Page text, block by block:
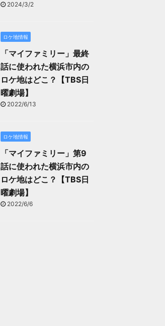
2024/3/2
ロケ地情報
「マイファミリー」最終
話に使われた横浜市内の
ロケ地はどこ？【TBS日
曜劇場】
2022/6/13
ロケ地情報
「マイファミリー」第9
話に使われた横浜市内の
ロケ地はどこ？【TBS日
曜劇場】
2022/6/6